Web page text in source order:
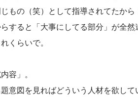
もの（笑）として指導されてたか
すると「大事にしてる部分」が全
くらいで。
容」。
意図を見ればどういう人材を欲し